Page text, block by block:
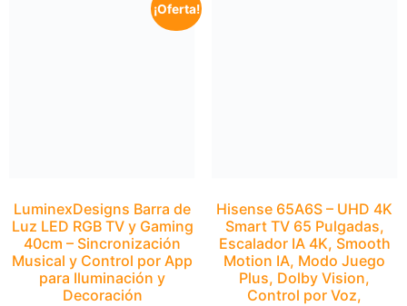
¡Oferta!
LuminexDesigns Barra de
Luz LED RGB TV y Gaming
40cm – Sincronización
Musical y Control por App
para Iluminación y
Decoración
IR A OFERTA
activa, se haya agotado el stock o haya
caducado. Por favor, compruebelo
manualmente